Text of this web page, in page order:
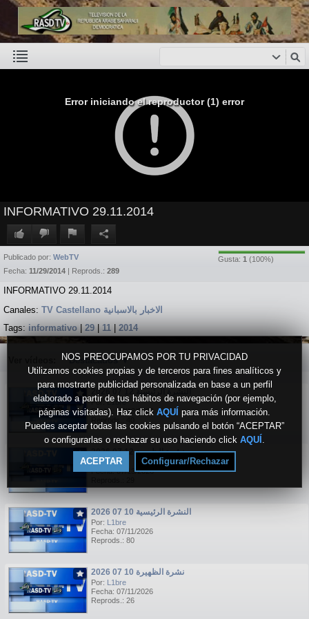
NOS PREOCUPAMOS POR TU PRIVACIDAD
Utilizamos cookies propias y de terceros para fines analíticos y
para mostrarte publicidad personalizada en base a un perfil
elaborado a partir de tus hábitos de navegación (por ejemplo,
páginas visitadas). Haz click AQUÍ para más información.
Puedes aceptar todas las cookies pulsando el botón “ACEPTAR”
o configurarlas o rechazar su uso haciendo click AQUÍ .
ACEPTAR Configurar/Rechazar
Error iniciando el reproductor (1) error
INFORMATIVO 29.11.2014
Gusta: 1 (100%)
Publicado por: WebTV
Fecha: 11/29/2014 | Reprods.: 289
INFORMATIVO 29.11.2014
Canales:
TV Castellano الاخبار بالاسبانية
Tags: informativo | 29 | 11 | 2014
Destacados ▼
النشرة الرئيسية 12 07 2026
Por:L1bre
Fecha: 07/13/2026
Reprods.: 40
نشرة الظهيرة 12 07 2026
Por: L1bre
Fecha: 07/13/2026
النشرة الرئيسية 10 07 2026
Por: L1bre
Fecha: 07/11/2026
Reprods.: 80
نشرة الظهيرة 10 07 2026
Por: L1bre
Fecha: 07/11/2026
Reprods.: 26